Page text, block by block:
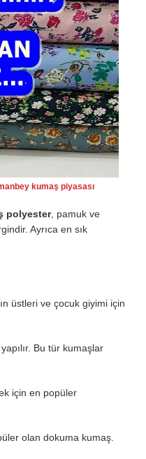
kumaş piyasası
polyester, pamuk ve
Ayrıca en sık
üstleri ve çocuk giyimi için
Bu tür kumaşlar
için en popüler
olan dokuma kumaş.